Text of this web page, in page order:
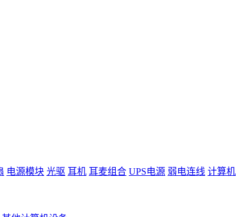
电源模块 光驱 耳机 耳麦组合 UPS电源 弱电连线 计算机